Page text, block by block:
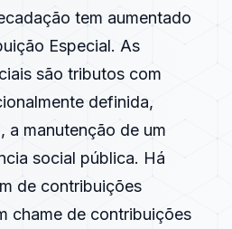
tem aumentado
Especial. As
são tributos com
definida,
a manutenção de um
social pública. Há
de contribuições
chame de contribuições